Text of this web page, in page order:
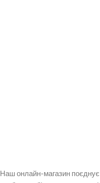
Наш онлайн-магазин поєднує